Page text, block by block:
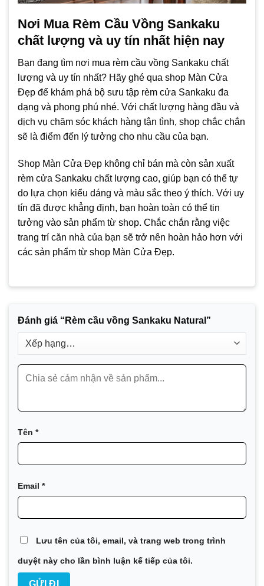
Nơi Mua Rèm Cầu Vồng Sankaku
chất lượng và uy tín nhất hiện nay
Bạn đang tìm nơi mua rèm cầu vồng Sankaku chất
lượng và uy tín nhất? Hãy ghé qua shop Màn Cửa
Đẹp để khám phá bộ sưu tập rèm cửa Sankaku đa
dạng và phong phú nhé. Với chất lượng hàng đầu và
dịch vụ chăm sóc khách hàng tận tình, shop chắc chắn
sẽ là điểm đến lý tưởng cho nhu cầu của bạn.
Shop Màn Cửa Đẹp không chỉ bán mà còn sản xuất
rèm cửa Sankaku chất lượng cao, giúp bạn có thể tự
do lựa chọn kiểu dáng và màu sắc theo ý thích. Với uy
tín đã được khẳng định, bạn hoàn toàn có thể tin
tưởng vào sản phẩm từ shop. Chắc chắn rằng việc
trang trí căn nhà của bạn sẽ trở nên hoàn hảo hơn với
các sản phẩm từ shop Màn Cửa Đẹp.
Đánh giá “Rèm cầu vồng Sankaku Natural”
Tên *
Email *
Lưu tên của tôi, email, và trang web trong trình
duyệt này cho lần bình luận kế tiếp của tôi.